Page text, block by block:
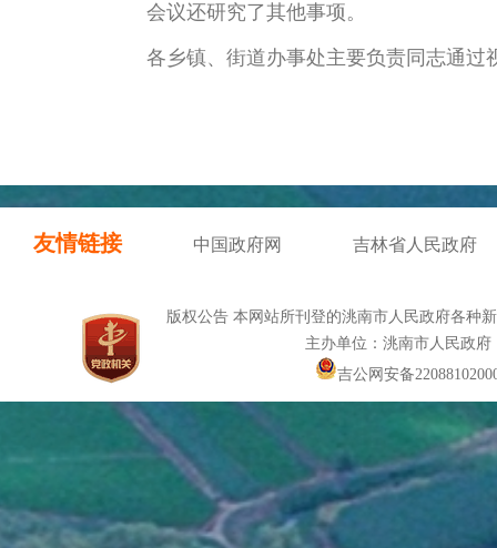
会议还研究了其他事项。
各乡镇、街道办事处主要负责同志通过
友情链接 中国政府网 吉林省人民政府
版权公告 本网站所刊登的洮南市人民政府各种
主办单位：洮南市人民政
吉公网安备